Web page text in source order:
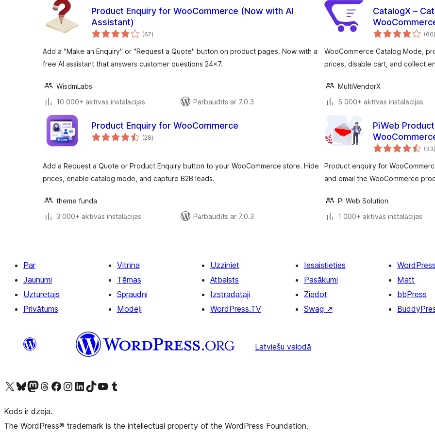
Product Enquiry for WooCommerce (Now with AI
Assistant)
(67vērtējumu
kopsumma
)
Add a "Make an Enquiry" or "Request a Quote" button on product pages. Now with a
free AI assistant that answers customer questions 24×7.
WisdmLabs
10 000+ aktīvās instalācijas
Pārbaudīts ar 7.0.3
CatalogX –
(60)
WooCommerce Catalog Mode,
prices, disable cart, and collect
MultiVendorX
5 000+ aktīvās instalācijas
Product Enquiry for WooCommerce
(28vērtējumu
kopsumma
)
Add a Request a Quote or Product Enquiry button to your WooCommerce store. Hide
prices, enable catalog mode, and capture B2B leads.
theme funda
3 000+ aktīvās instalācijas
Pārbaudīts ar 7.0.3
PiWeb
(33)
Product enquiry for
and email the WooCommerce
PI Web Solution
1 000+ aktīvās instalācijas
Par
Jaunumi
Uzturētājs
Privātums
Vitrīna
Tēmas
Spraudņi
Modeļi
Uzziniet
Atbalsts
Izstrādātāji
WordPress.TV
Iesaistieties
Pasākumi
Ziedot
Swag ↗
Matt
bbPress
Latviešu valodā
Apmeklējiet mūsu X (agrāk Twitter) kontu
Apmeklējiet mūsu Bluesky kontu
Apmeklējiet mūsu Mastodon kontu
Apmeklējiet mūsu Threads kontu
Apmeklējiet mūsu Facebook lapuApmeklējiet mūsu Instagram kontu
Apmeklējiet mūsu LinkedIn kontu
Apmeklējiet mūsu TikTok kontu
Apmeklējiet mūsu YouTube kanālu
Apmeklējiet mūsu Tumblr kontu
Kods ir dzeja.
The WordPress® trademark is the intellectual property of the WordPress Foundation.